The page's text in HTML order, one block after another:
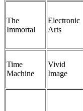
The
Immortal
Electronic
Arts
Time
Machine
Vivid
Image